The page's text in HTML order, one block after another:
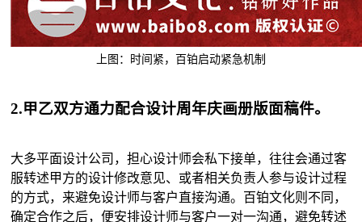
上图：时间紧，百铂启动紧急机制
2.甲乙双方通力配合设计周年庆画册版面稿件。
大多平面设计公司，担心设计师会私下接单，往往会通过客
服转述甲方的设计修改意见、或者相关负责人参与设计过程
的方式，来避免设计师与客户直接沟通。百铂文化则不同，
确定合作之后，便安排设计师与客户一对一沟通，避免转述